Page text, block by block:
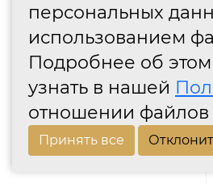
персональных
использованием
Подробнее об
узнать в нашей
отношении файлов
Принять все